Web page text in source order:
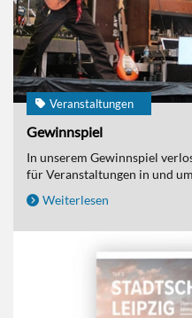
Veranstaltungen
Gewinnspiel
In unserem Gewinnspiel
für Veranstaltungen in und
Weiterlesen